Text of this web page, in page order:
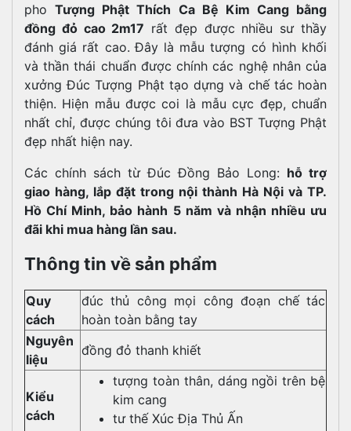
phoTượng Phật Thích Ca Bệ Kim Cang bằng
đồng đỏ cao 2m17 rất đẹp được nhiều sư thầy
đánh giá rất cao. Đây là mẫu tượng có hình khối
và thần thái chuẩn được chính các nghệ nhân của
xưởng Đúc Tượng Phật tạo dựng và chế tác hoàn
thiện. Hiện mẫu được coi là mẫu cực đẹp, chuẩn
nhất chỉ, được chúng tôi đưa vào BST Tượng Phật
đẹp nhất hiện nay.
Các chính sách từ Đúc Đồng Bảo Long: hỗ trợ
giao hàng, lắp đặt trong nội thành Hà Nội và TP.
Hồ Chí Minh, bảo hành 5 năm và nhận nhiều ưu
đãi khi mua hàng lần sau.
Thông tin về sản phẩm
Quy
cách
đúc thủ công mọi công đoạn chế tác
hoàn toàn bằng tay
Nguyên
liệu
đồng đỏ thanh khiết
Kiểu
cách
tượng toàn thân, dáng ngồi trên bệ
kim cang
tư thế Xúc Địa Thủ Ấn